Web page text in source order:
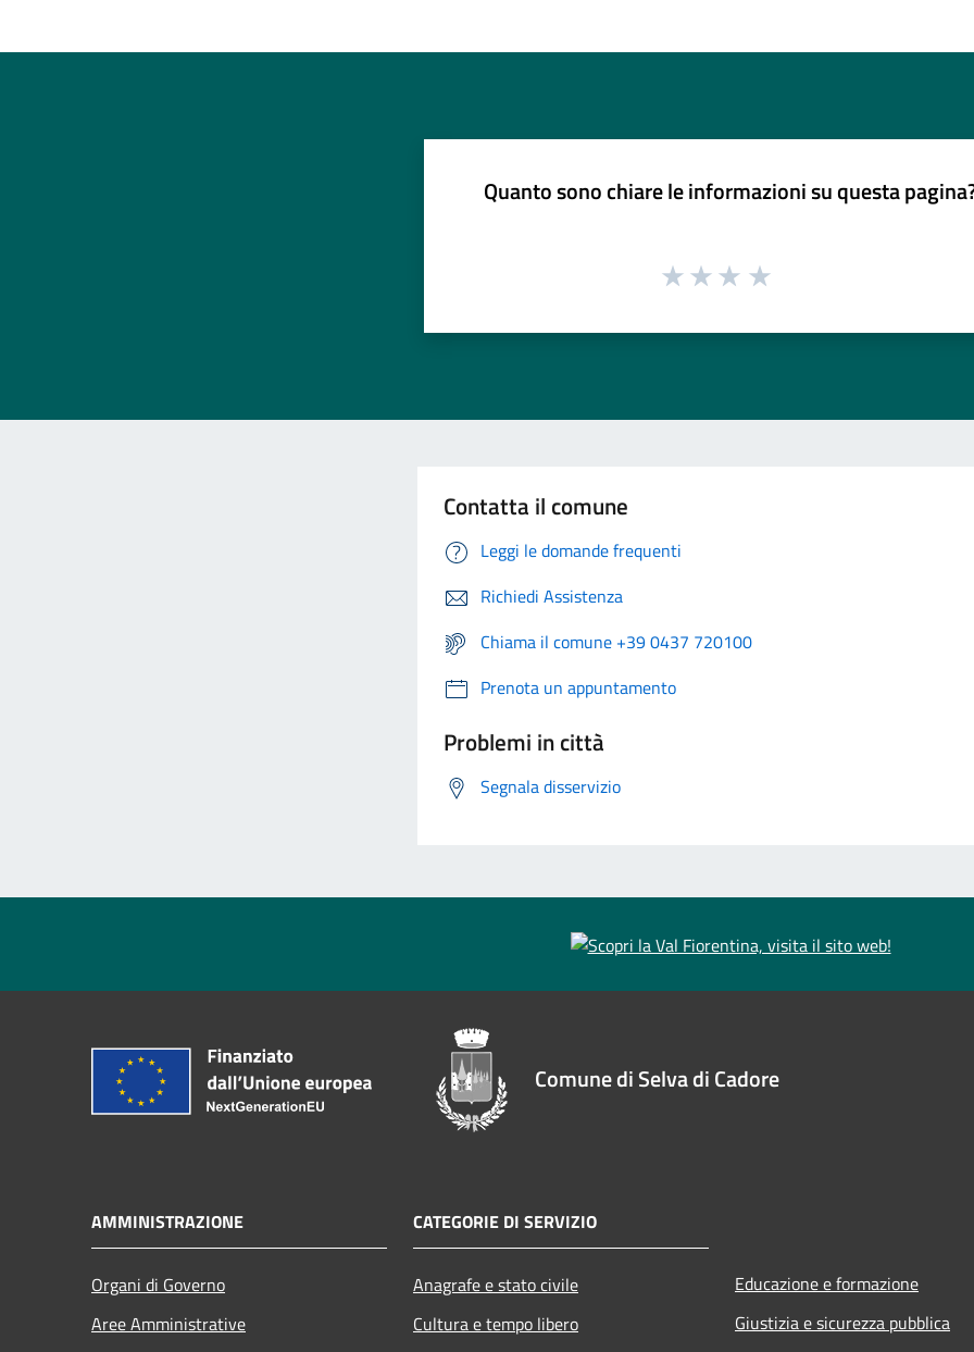
Quanto sono chiare le informazioni su questa
Contatta il comune
Leggi le domande frequenti
Richiedi Assistenza
Chiama il comune +39 0437 720100
Prenota un appuntamento
Problemi in città
Segnala disservizio
Comune di Selva di Cadore
AMMINISTRAZIONE
Organi di Governo
Aree Amministrative
CATEGORIE DI SERVIZIO
Anagrafe e stato civile
Cultura e tempo libero
Educazione e formazione
Giustizia e sicurezza pubblica